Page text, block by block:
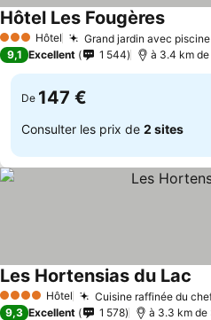
3 ÉtoilesHôtel Grand jardin avec piscine
Hôtel Les Fougères
9,1 Excellent 1 544 à 3.4 km
De 147 €
Consulter les prix de 2 sites
4 Étoiles Hôtel Cuisine raffinée du
Les Hortensias du Lac
9,3 Excellent 1 578 à 3.3 km